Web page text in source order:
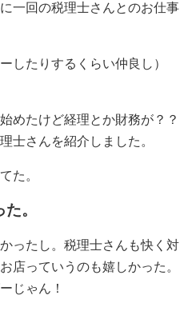
一回の税理士さんとのお仕事
したりするくらい仲良し）
めたけど経理とか財務が？？
士さんを紹介しました。
た。
。
ったし。税理士さんも快く対
店っていうのも嬉しかった。
じゃん！